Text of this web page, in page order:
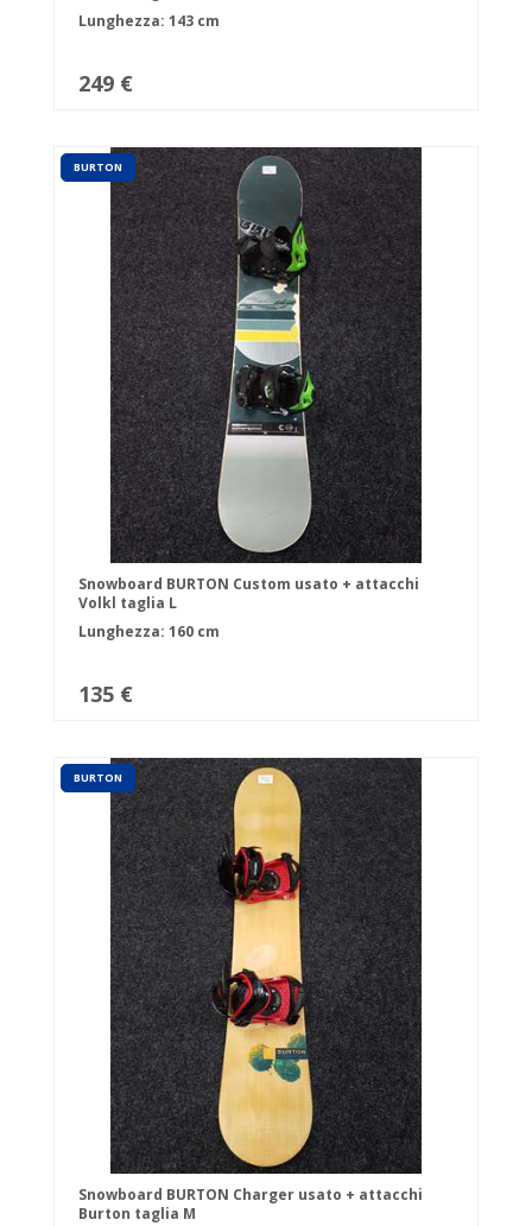
Lunghezza: 143 cm
249 €
BURTON
Snowboard BURTON Custom usato + attacchi
Volkl taglia L
Lunghezza: 160 cm
135 €
BURTON
Snowboard BURTON Charger usato + attacchi
Burton taglia M